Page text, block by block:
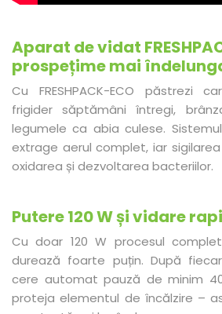
Aparat de vidat
prospețime mai
Cu FRESHPACK-ECO păstrezi
frigider săptămâni întregi,
legumele ca abia culese.
extrage aerul complet, iar
oxidarea și dezvoltarea bacteriilor.
Putere 120 W și vidare
Cu doar 120 W procesul
durează foarte puțin. După
cere automat pauză de minim
proteja elementul de încălzire –